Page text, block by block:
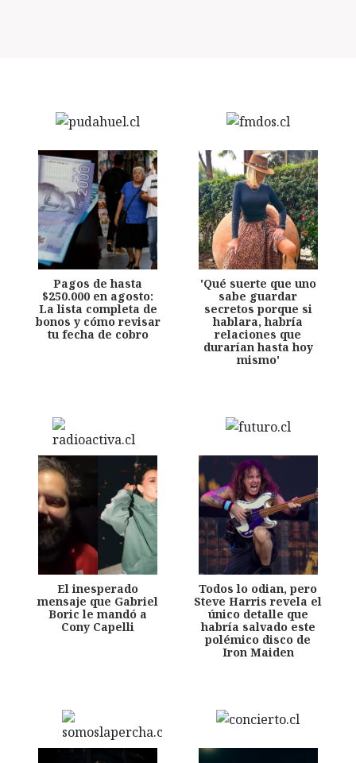
Pagos de hasta
$250.000 en agosto:
La lista completa de
bonos y cómo revisar
tu fecha de cobro
'Qué suerte que uno
sabe guardar
secretos porque si
hablara, habría
relaciones que
durarían hasta hoy
mismo'
El inesperado
mensaje que Gabriel
Boric le mandó a
Cony Capelli
Todos lo odian, pero
Steve Harris revela el
único detalle que
habría salvado este
polémico disco de
Iron Maiden